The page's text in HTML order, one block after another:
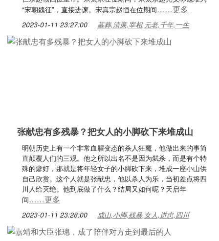
“宋朝魏征”，直接进谏。宋真宗赵恒在位期间……更多
2023-01-11 23:27:00 墓葬,清廉,宰相,元老,千年,一生
张献忠有多残暴？把女人的小脚砍下来堆成山
明朝历史上有一个非常血腥变态的杀人狂魔，他做出来的事简
直颠覆人们的三观。他之所以出名不是因为弑杀，而是有个特
殊的癖好，那就是将年轻女子的小脚砍下来，堆成一座小山供
自己欣赏。这个人就是张献忠，他以杀人为乐，当初差点将四
川人给灭绝。他到底做了什么？结局又如何呢？天启年
间……更多
2023-01-11 23:28:00 成山,小脚,残暴,女人,进忠,四川